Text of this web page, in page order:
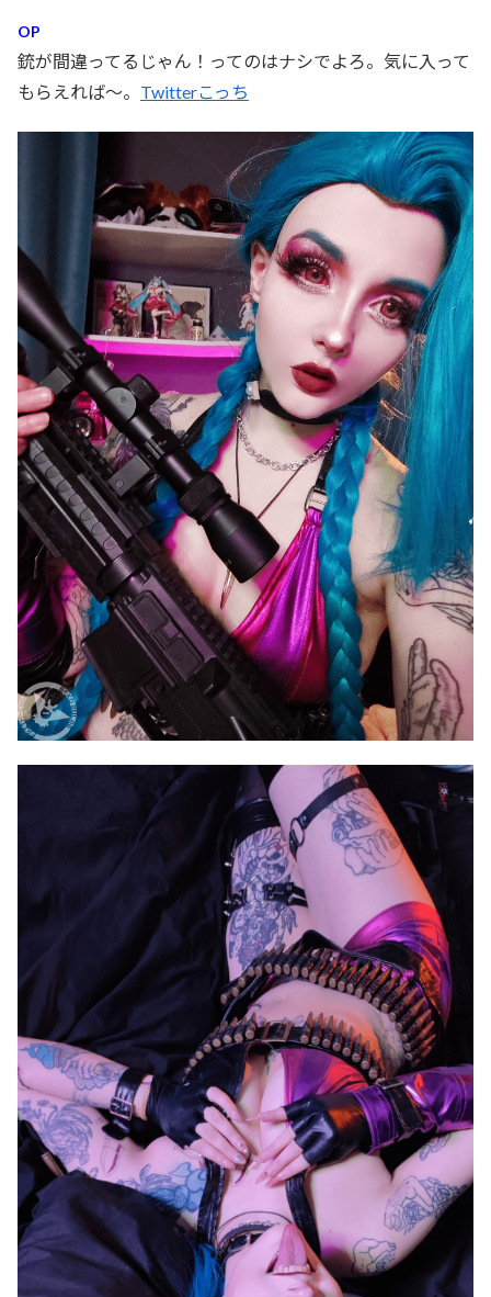
OP
銃が間違ってるじゃん！ってのはナシでよろ。気に入って
もらえれば〜。 Twitterこっち